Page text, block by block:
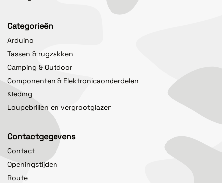
Categorieën
Arduino
Tassen & rugzakken
Camping & Outdoor
Componenten & Elektronicaonderdelen
Kleding
Loupebrillen en vergrootglazen
Contactgegevens
Contact
Openingstijden
Route